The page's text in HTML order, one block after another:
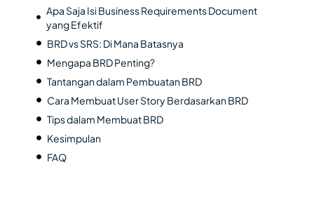
Apa Saja Isi Business Requirements Document
yang Efektif
BRD vs SRS: Di Mana Batasnya
Mengapa BRD Penting?
Tantangan dalam Pembuatan BRD
Cara Membuat User Story Berdasarkan BRD
Tips dalam Membuat BRD
Kesimpulan
FAQ